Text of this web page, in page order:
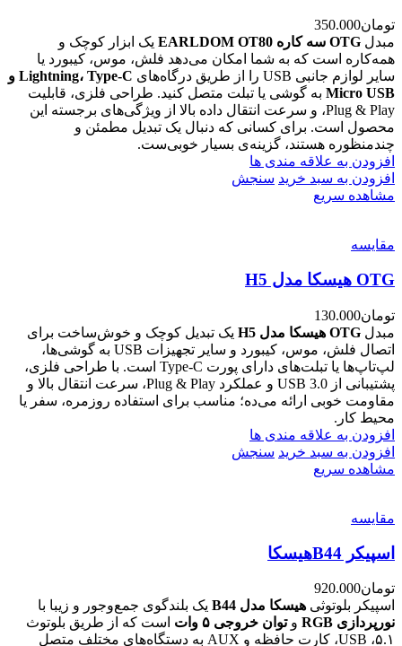
تومان350.000
مبدل OTG سه کاره EARLDOM OT80
یک ابزار کوچک و
همه‌کاره است که به شما امکان می‌دهد فلش، موس، کیبورد یا
سایر لوازم جانبی USB را از طریق درگاه‌های
Lightning، Type-C و
Micro USB به گوشی یا تبلت متصل کنید. طراحی فلزی، قابلیت
Plug & Play، و سرعت انتقال داده بالا از ویژگی‌های برجسته این
محصول است. برای کسانی که دنبال یک تبدیل مطمئن و
چندمنظوره هستند، گزینه‌ی بسیار خوبی‌ست.
افزودن به علاقه مندی ها
افزودن به سبد خرید سنجش
مشاهده سریع
مقایسه
OTG هیسکا مدل H5
تومان130.000
مبدل OTG هیسکا مدل H5
یک تبدیل کوچک و خوش‌ساخت برای
اتصال فلش، موس، کیبورد و سایر تجهیزات USB به گوشی‌ها،
لپ‌تاپ‌ها یا تبلت‌های دارای پورت Type-C است. با طراحی فلزی،
پشتیبانی از USB 3.0 و عملکرد Plug & Play، سرعت انتقال بالا و
مقاومت خوبی ارائه می‌ده؛ مناسب برای استفاده روزمره، سفر یا
محیط کار.
افزودن به علاقه مندی ها
افزودن به سبد خرید سنجش
مشاهده سریع
مقایسه
اسپیکر B44هیسکا
تومان920.000
اسپیکر بلوتوثی هیسکا مدل B44
یک بلندگوی جمع‌وجور و زیبا با
نورپردازی RGB
وتوان خروجی ۵ وات
است که از طریق بلوتوث
۵.۱، USB، کارت حافظه و AUX به دستگاه‌های مختلف متصل